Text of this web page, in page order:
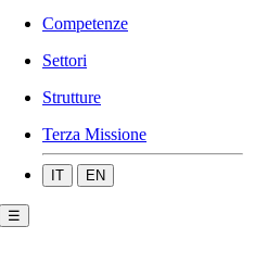
Competenze
Settori
Strutture
Terza Missione
IT EN
☰